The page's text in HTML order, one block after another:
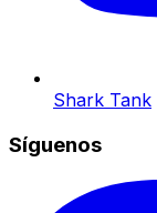
Shark Tank
Síguenos